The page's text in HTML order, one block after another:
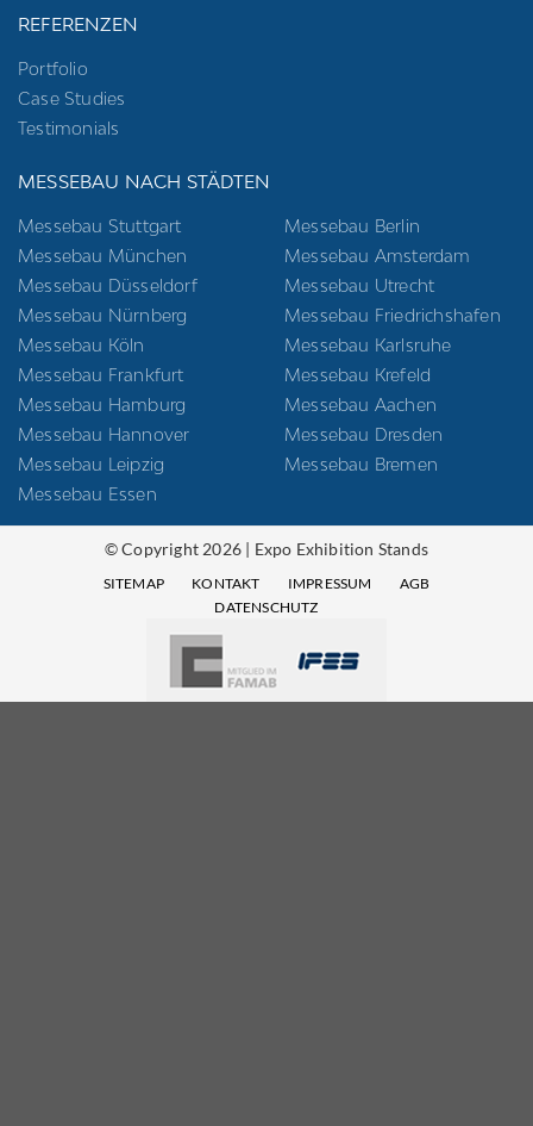
REFERENZEN
Portfolio
Case Studies
Testimonials
MESSEBAU NACH STÄDTEN
Messebau Stuttgart
Messebau München
Messebau Düsseldorf
Messebau Nürnberg
Messebau Köln
Messebau Frankfurt
Messebau Hamburg
Messebau Hannover
Messebau Leipzig
Messebau Essen
Messebau Berlin
Messebau Amsterdam
Messebau Utrecht
Messebau Friedrichshafen
Messebau Karlsruhe
Messebau Krefeld
Messebau Aachen
Messebau Dresden
Messebau Bremen
© Copyright 2026 | Expo Exhibition Stands
SITEMAP KONTAKT IMPRESSUM
AGB
DATENSCHUTZ